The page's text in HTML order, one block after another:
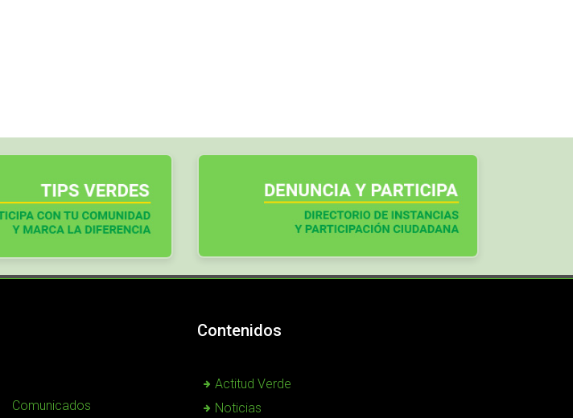
Comunicados
Contenidos
Actitud Verde
Noticias